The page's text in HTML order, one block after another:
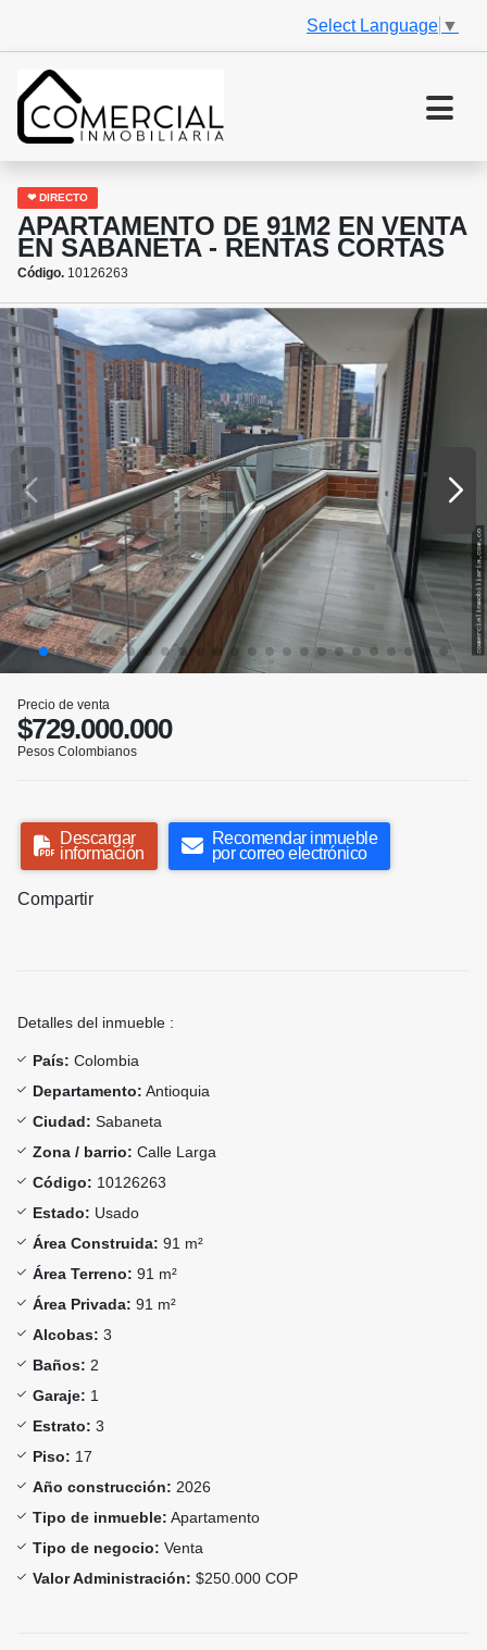
Select Language ▼
❤ DIRECTO
APARTAMENTO DE 91M2 EN VENTA
EN SABANETA - RENTAS CORTAS
Código. 10126263
Precio de venta
$729.000.000
Pesos Colombianos
Descargar
información
Recomendar inmueble
por correo electrónico
Compartir
Detalles del inmueble :
País: Colombia
Departamento: Antioquia
Ciudad: Sabaneta
Zona / barrio: Calle Larga
Código: 10126263
Estado: Usado
Área Construida: 91 m²
Área Terreno: 91 m²
Área Privada: 91 m²
Alcobas: 3
Baños: 2
Garaje: 1
Estrato: 3
Piso: 17
Año construcción: 2026
Tipo de inmueble: Apartamento
Tipo de negocio: Venta
Valor Administración: $250.000 COP